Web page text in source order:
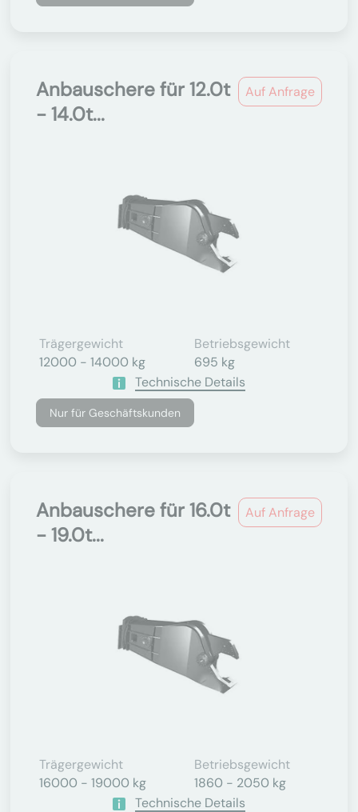
Auf Anfrage
Anbauschere für 12.0t
- 14.0t...
Trägergewicht
12000 - 14000 kg
Betriebsgewicht
695 kg
Technische Details
Nur für Geschäftskunden
Auf Anfrage
Anbauschere für 16.0t
- 19.0t...
Trägergewicht
16000 - 19000 kg
Betriebsgewicht
1860 - 2050 kg
Technische Details